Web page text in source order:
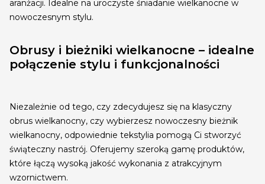
aranżacji. Idealne na uroczyste śniadanie wielkanocne w
nowoczesnym stylu.
Obrusy i bieżniki wielkanocne – idealne
połączenie stylu i funkcjonalności
Niezależnie od tego, czy zdecydujesz się na klasyczny
obrus wielkanocny, czy wybierzesz nowoczesny bieżnik
wielkanocny, odpowiednie tekstylia pomogą Ci stworzyć
świąteczny nastrój. Oferujemy szeroką gamę produktów,
które łączą wysoką jakość wykonania z atrakcyjnym
wzornictwem.